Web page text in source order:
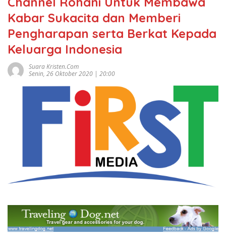
Kabar Sukacita dan Memberi
Pengharapan serta Berkat Kepada
Keluarga Indonesia
Suara Kristen.com
Senin, 26 Oktober 2020 | 20:00